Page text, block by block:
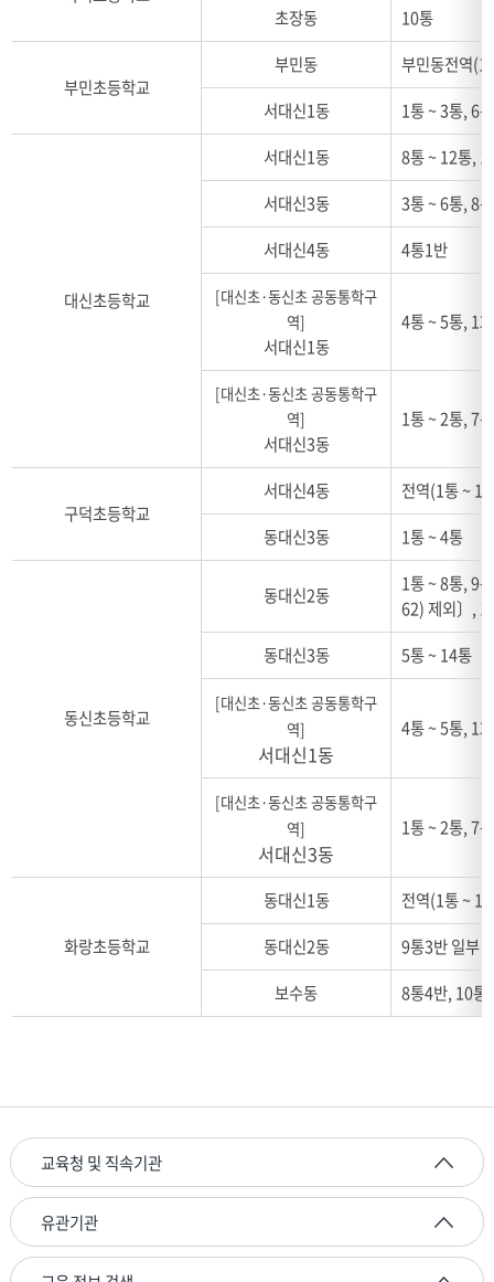
초장동
10통
부민초등학교
부민동
부민동전역(1
서대신1동
1통 ~ 3통, 6
대신초등학교
서대신1동
8통 ~ 12통,
서대신3동
3통 ~ 6통, 8
서대신4동
4통1반
[대신초·동신초 공동통학구
역]
서대신1동
4통 ~ 5통, 13
[대신초·동신초 공동통학구
역]
서대신3동
1통 ~ 2통, 7통
구덕초등학교
서대신4동
전역(1통 ~
동대신3동
1통 ~ 4통
동신초등학교
동대신2동
1통 ~ 8통, 9
62) 제외〕,
동대신3동
5통 ~ 14통
[대신초·동신초 공동통학구
역]
서대신1동
4통 ~ 5통, 13
[대신초·동신초 공동통학구
역]
서대신3동
1통 ~ 2통, 7통
화랑초등학교
동대신1동
전역(1통 ~
동대신2동
9통3반 일부
보수동
8통4반, 10
교육청 및 직속기관
유관기관